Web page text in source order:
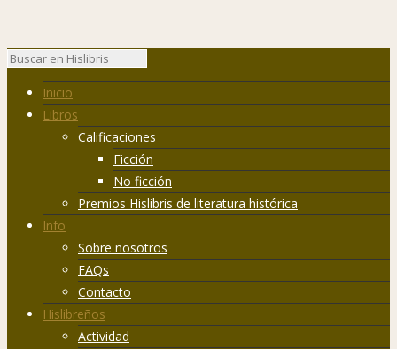
Inicio
Libros
Calificaciones
Ficción
No ficción
Premios Hislibris de literatura histórica
Info
Sobre nosotros
FAQs
Contacto
Hislibreños
Actividad